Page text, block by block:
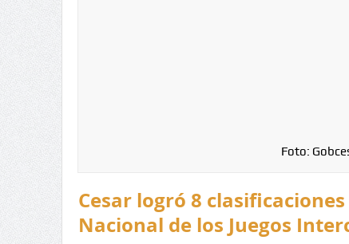
Foto:
Cesar logró 8
Nacional de los Juegos